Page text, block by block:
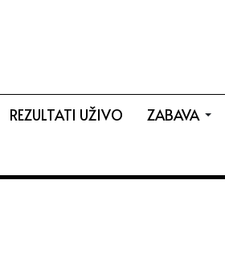
REZULTATI UŽIVO ZABAVA